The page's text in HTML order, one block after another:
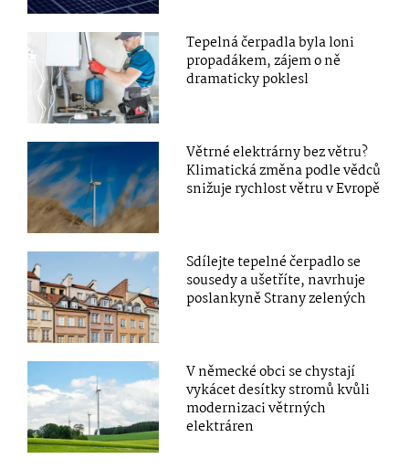
Tepelná čerpadla byla loni
propadákem, zájem o ně
dramaticky poklesl
Větrné elektrárny bez větru?
Klimatická změna podle vědců
snižuje rychlost větru v Evropě
Sdílejte tepelné čerpadlo se
sousedy a ušetříte, navrhuje
poslankyně Strany zelených
V německé obci se chystají
vykácet desítky stromů kvůli
modernizaci větrných
elektráren